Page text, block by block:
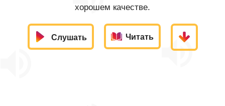
хорошем качестве.
Слушать Читать